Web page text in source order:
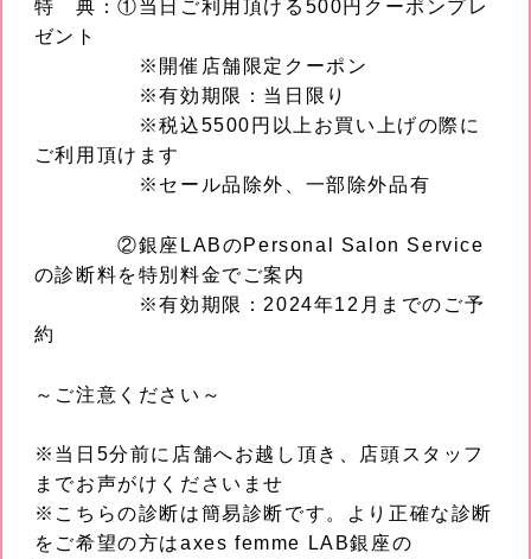
特 典：①当日ご利用頂ける500円クーポンプレ
ゼント
※開催店舗限定クーポン
※有効期限：当日限り
※税込5500円以上お買い上げの際に
ご利用頂けます
※セール品除外、一部除外品有
②銀座LABのPersonal Salon Service
の診断料を特別料金でご案内
※有効期限：2024年12月までのご予
約
～ご注意ください～
※当日5分前に店舗へお越し頂き、店頭スタッフ
までお声がけくださいませ
※こちらの診断は簡易診断です。より正確な診断
をご希望の方はaxes femme LAB銀座の